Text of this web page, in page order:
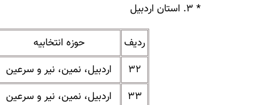
* ۳. استان اردبیل
ردیف حوزه انتخابیه
۳۲
اردبیل، نمین، نیر و سرعین
۳۳
اردبیل، نمین، نیر و سرعین